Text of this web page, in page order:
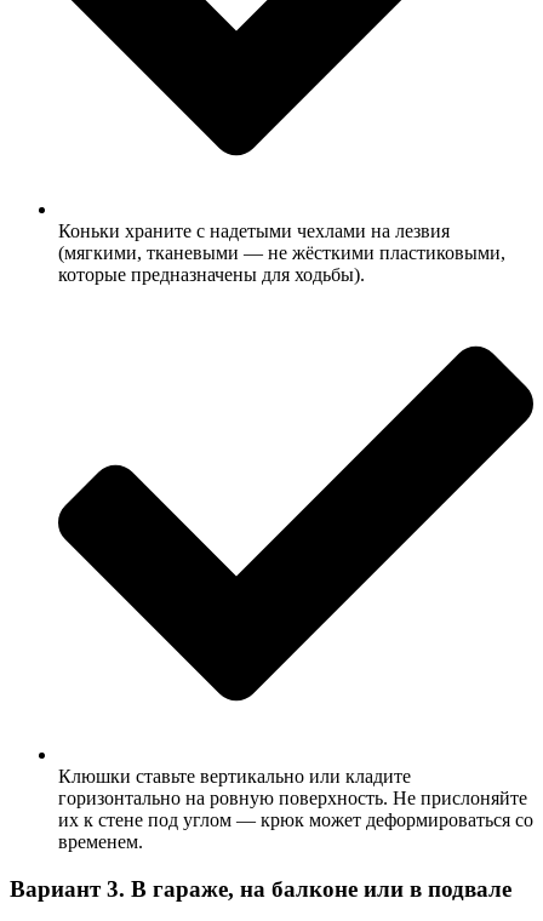
Коньки храните с надетыми чехлами на лезвия
(мягкими, тканевыми — не жёсткими пластиковыми,
которые предназначены для ходьбы).
Клюшки ставьте вертикально или кладите
горизонтально на ровную поверхность. Не прислоняйте
их к стене под углом — крюк может деформироваться со
временем.
Вариант 3. В гараже, на балконе или в подвале